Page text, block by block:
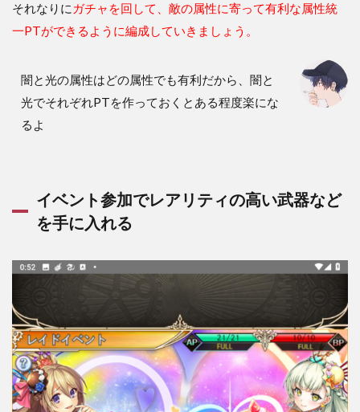
それなりに ガチャを回して、敵の属性に寄って有利な属性統
一PTができるように編成していきましょう。
闇と光の属性はどの属性でも有利だから、闇と
光でそれぞれPTを作っておくとある程度楽にな
るよ
イベント参加でレアリティの高い武器など
を手に入れる